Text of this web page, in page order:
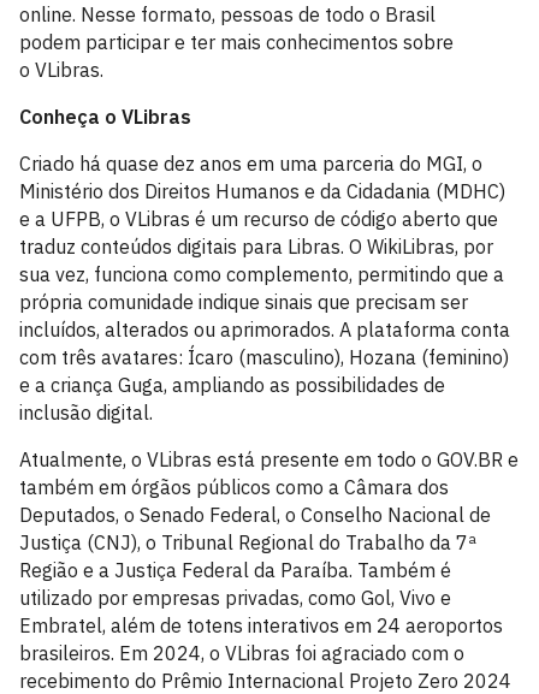
online. Nesse formato, pessoas de todo o Brasil
podem participar e ter mais conhecimentos sobre
o VLibras.
Conheça o VLibras
Criado há quase dez anos em uma parceria do MGI, o
Ministério dos Direitos Humanos e da Cidadania (MDHC)
e a UFPB, o VLibras é um recurso de código aberto que
traduz conteúdos digitais para Libras. O WikiLibras, por
sua vez, funciona como complemento, permitindo que a
própria comunidade indique sinais que precisam ser
incluídos, alterados ou aprimorados. A plataforma conta
com três avatares: Ícaro (masculino), Hozana (feminino)
e a criança Guga, ampliando as possibilidades de
inclusão digital.
Atualmente, o VLibras está presente em todo o GOV.BR e
também em órgãos públicos como a Câmara dos
Deputados, o Senado Federal, o Conselho Nacional de
Justiça (CNJ), o Tribunal Regional do Trabalho da 7ª
Região e a Justiça Federal da Paraíba. Também é
utilizado por empresas privadas, como Gol, Vivo e
Embratel, além de totens interativos em 24 aeroportos
brasileiros. Em 2024, o VLibras foi agraciado com o
recebimento do Prêmio Internacional Projeto Zero 2024